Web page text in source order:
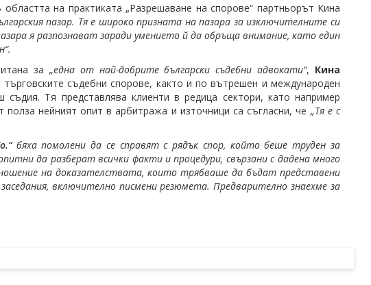
областта на практиката „Разрешаване на спорове“ партньорът Кина
пазар. Тя е широко призната на пазара за изключителните си
я разпознават заради умението й да обръща внимание, като един
за „една от най-добрите български съдебни адвокати“, Кина
съдебни спорове, както и по вътрешен и международен
Тя представлява клиенти в редица сектори, като например
нейният опит в арбитража и източници са съгласни, че „Тя е с
бяха помолени да се справят с рядък спор, който беше труден за
да разберат всички факти и процедури, свързани с дадена много
на доказателствата, които трябваше да бъдат представени
включително писмени резюмета. Предварително знаехме за